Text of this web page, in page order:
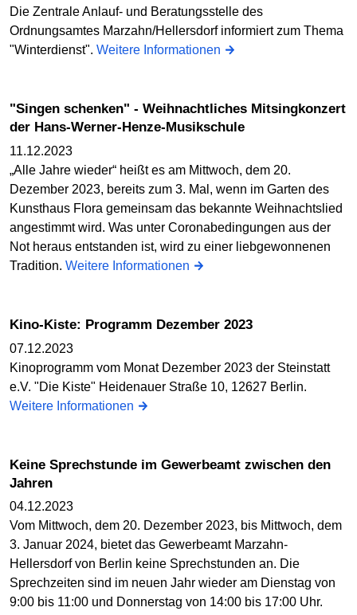
Die Zentrale Anlauf- und Beratungsstelle des
Ordnungsamtes Marzahn/Hellersdorf informiert zum Thema
"Winterdienst". Weitere Informationen
"Singen schenken" - Weihnachtliches Mitsingkonzert
der Hans-Werner-Henze-Musikschule
11.12.2023
„Alle Jahre wieder“ heißt es am Mittwoch, dem 20.
Dezember 2023, bereits zum 3. Mal, wenn im Garten des
Kunsthaus Flora gemeinsam das bekannte Weihnachtslied
angestimmt wird. Was unter Coronabedingungen aus der
Not heraus entstanden ist, wird zu einer liebgewonnenen
Tradition. Weitere Informationen
Kino-Kiste: Programm Dezember 2023
07.12.2023
Kinoprogramm vom Monat Dezember 2023 der Steinstatt
e.V. "Die Kiste" Heidenauer Straße 10, 12627 Berlin.
Weitere Informationen
Keine Sprechstunde im Gewerbeamt zwischen den
Jahren
04.12.2023
Vom Mittwoch, dem 20. Dezember 2023, bis Mittwoch, dem
3. Januar 2024, bietet das Gewerbeamt Marzahn-
Hellersdorf von Berlin keine Sprechstunden an. Die
Sprechzeiten sind im neuen Jahr wieder am Dienstag von
9:00 bis 11:00 und Donnerstag von 14:00 bis 17:00 Uhr.